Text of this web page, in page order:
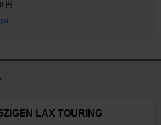
円
LAX TOURING